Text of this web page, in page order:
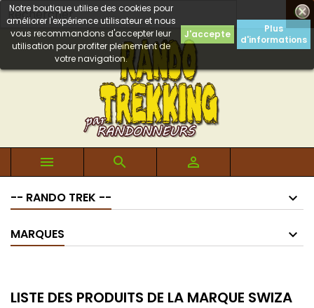

Notre boutique utilise des cookies pour
améliorer l'expérience utilisateur et nous
vous recommandons d'accepter leur
utilisation pour profiter pleinement de
votre navigation.
J'accepte
Plus
d'informations
  
-- RANDO TREK --
MARQUES
LISTE DES PRODUITS DE LA MARQUE SWIZA